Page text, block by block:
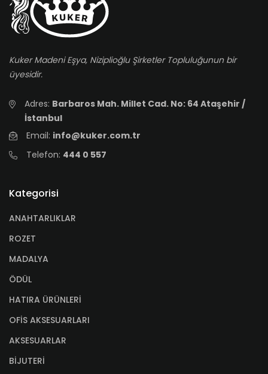
Kuker Madeni Eşya, Niziplioğlu Şirketler Topluluğunun bir
üyesidir.
Adres: Barbaros Mah. Millet Cad. No: 64 Ataşehir /
İstanbul
Email: info@kuker.com.tr
Telefon: 444 0 557
Kategorisi
ANAHTARLIKLAR
ROZET
MADALYA
ÖDÜL
HATIRA ÜRÜNLERİ
OFİS AKSESUARLARI
AKSESUARLAR
BİJUTERİ